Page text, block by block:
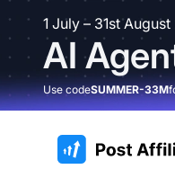
1 July – 31st
AI
Use codeSUMMER-33M
:site.title